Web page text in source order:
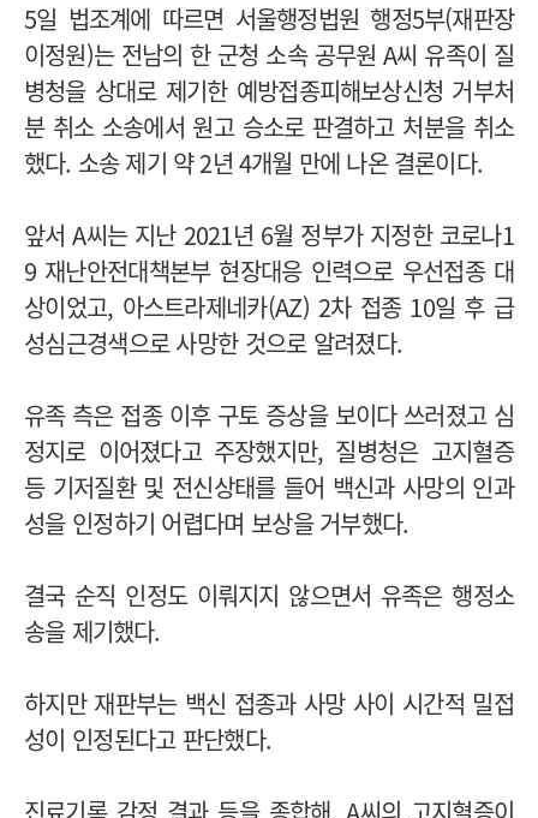
5일 법조계에 따르면 서울행정법원 행정5부(재판장
이정원)는 전남의 한 군청 소속 공무원 A씨 유족이 질
병청을 상대로 제기한 예방접종피해보상신청 거부처
분 취소 소송에서 원고 승소로 판결하고 처분을 취소
했다. 소송 제기 약 2년 4개월 만에 나온 결론이다.
앞서 A씨는 지난 2021년 6월 정부가 지정한 코로나1
9 재난안전대책본부 현장대응 인력으로 우선접종 대
상이었고, 아스트라제네카(AZ) 2차 접종 10일 후 급
성심근경색으로 사망한 것으로 알려졌다.
유족 측은 접종 이후 구토 증상을 보이다 쓰러졌고 심
정지로 이어졌다고 주장했지만, 질병청은 고지혈증
등 기저질환 및 전신상태를 들어 백신과 사망의 인과
성을 인정하기 어렵다며 보상을 거부했다.
결국 순직 인정도 이뤄지지 않으면서 유족은 행정소
송을 제기했다.
하지만 재판부는 백신 접종과 사망 사이 시간적 밀접
성이 인정된다고 판단했다.